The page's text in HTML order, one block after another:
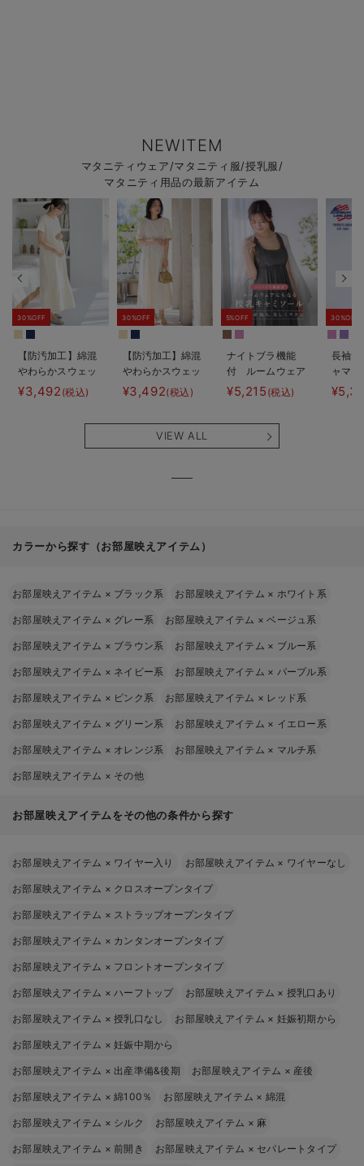
NEWITEM
マタニティウェア/マタニティ服/授乳服/
マタニティ用品の最新アイテム
30%OFF
【防汚加工】綿混
やわらかスウェッ
ト半袖ティアード
ネグリジェ マタ
¥3,492 (税込)
30%OFF
【防汚加工】綿混
やわらかスウェッ
ト半袖フレアワン
ピース マタニテ
も長く使える】
¥3,492(税込)
5%OFF
ナイトブラ機能
付 ルームウェア
にもなる授乳キャ
ミソール
¥5,215 (税込)
30%OFF
長袖サ
ャマ
ェー
VIEW ALL
カラーから探す（お部屋映えアイテム）
お部屋映えアイテム × ブラック系 お部屋映えアイテム × ホワイト系
お部屋映えアイテム × グレー系 お部屋映えアイテム ×ベージュ系
お部屋映えアイテム × ブラウン系 お部屋映えアイテム × ブルー系
お部屋映えアイテム × ネイビー系 お部屋映えアイテム × パープル系
お部屋映えアイテム × ピンク系 お部屋映えアイテム × レッド系
お部屋映えアイテム × グリーン系 お部屋映えアイテム × イエロー系
お部屋映えアイテム × オレンジ系 お部屋映えアイテム × マルチ系
お部屋映えアイテム × その他
お部屋映えアイテムをその他の条件から探す
お部屋映えアイテム × ワイヤー入り お部屋映えアイテム × ワイヤーなし
お部屋映えアイテム × クロスオープンタイプ
お部屋映えアイテム × ストラップオープンタイプ
お部屋映えアイテム × カンタンオープンタイプ
お部屋映えアイテム × フロントオープンタイプ
お部屋映えアイテム ×ハーフトップ お部屋映えアイテム × 授乳口あり
お部屋映えアイテム ×授乳口なし お部屋映えアイテム × 妊娠初期から
お部屋映えアイテム ×妊娠中期から
お部屋映えアイテム × 出産準備&後期 お部屋映えアイテム × 産後
お部屋映えアイテム ×綿100％ お部屋映えアイテム × 綿混
お部屋映えアイテム × シルク お部屋映えアイテム × 麻
お部屋映えアイテム ×前開き お部屋映えアイテム × セパレートタイプ